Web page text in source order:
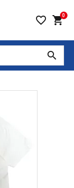
favorite_border 0
shopping_cart
search